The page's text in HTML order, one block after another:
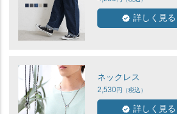
詳しく見る
ネック
2,530
詳しく見る